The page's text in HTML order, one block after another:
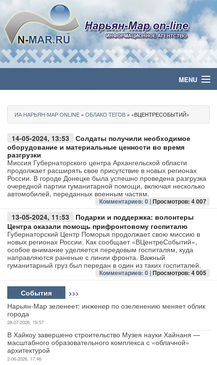
MENU
Политика
Бизнес
Общество
Культура
Медиа
Авто
Спорт
Контакты
ИА НАРЬЯН-МАР ONLINE » ОБЛАКО ТЕГОВ » «ВЦЕНТРЕСОБЫТИЙ»
14-05-2024, 13:53
Солдаты получили необходимое
оборудование и материальные ценности во время
разгрузки
Миссия Губернаторского центра Архангельской области
продолжает расширять свое присутствие в новых регионах
России. В городе Донецке была успешно проведена разгрузка
очередной партии гуманитарной помощи, включая несколько
автомобилей, переданных военным частям.
Комментариев: 0 |Просмотров: 4 007
13-05-2024, 11:53
Подарки и поддержка: волонтеры
Центра оказали помощь прифронтовому госпиталю
Губернаторский Центр Поморья продолжает свою миссию в
новых регионах России. Как сообщает «ВЦентреСобытий»,
особое внимание уделяется передовым госпиталям, куда
направляются раненые с линии фронта. Важный
гуманитарный груз был передан в один из таких госпиталей.
Комментариев: 0 |Просмотров: 4 005
События >>>
Нарьян-Мар зеленеет: инженер по озеленению меняет облик
города
28-07-2026, 19:57
В Хайкоу завершено строительство Музея науки Хайнаня —
масштабного образовательного комплекса с «облачной»
архитектурой
2-06-2026, 17:46